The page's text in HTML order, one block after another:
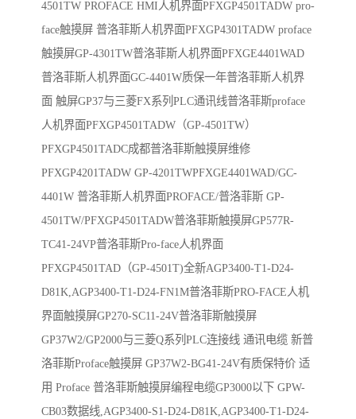
4501TW PROFACE HMI人机界面PFXGP4501TADW pro-
face触摸屏 普洛菲斯人机界面PFXGP4301TADW proface
触摸屏GP-4301TW普洛菲斯人机界面PFXGE4401WAD
普洛菲斯人机界面GC-4401W质保一年普洛菲斯人机界
面 触屏GP37与三菱FX系列PLC通讯线普洛菲斯proface
人机界面PFXGP4501TADW（GP-4501TW）
PFXGP4501TADC成都普洛菲斯触摸屏维修
PFXGP4201TADW GP-4201TWPFXGE4401WAD/GC-
4401W 普洛菲斯人机界面PROFACE/普洛菲斯 GP-
4501TW/PFXGP4501TADW普洛菲斯触摸屏GP577R-
TC41-24VP普洛菲斯Pro-face人机界面
PFXGP4501TAD（GP-4501T)全新AGP3400-T1-D24-
D81K,AGP3400-T1-D24-FN1M普洛菲斯PRO-FACE人机
界面触摸屏GP270-SC11-24V普洛菲斯触摸屏
GP37W2/GP2000与三菱Q系列PLC连接线 通讯电缆 新普
洛菲斯Proface触摸屏 GP37W2-BG41-24V有质保特价 适
用 Proface 普洛菲斯触摸屏编程电缆GP3000以下 GPW-
CB03数据线,AGP3400-S1-D24-D81K,AGP3400-T1-D24-